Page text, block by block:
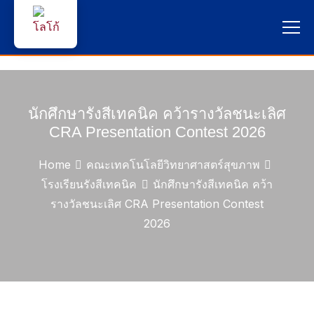
หน้าแรก
ผู้สนใจสมัครเรียน
คณาจารย์และบุคลากร
นักศึกษารังสีเทคนิค คว้ารางวัลชนะเลิศ
CRA Presentation Contest 2026
Home
คณะเทคโนโลยีวิทยาศาสตร์สุขภาพ
โรงเรียนรังสีเทคนิค
นักศึกษารังสีเทคนิค คว้า
รางวัลชนะเลิศ CRA Presentation Contest
2026